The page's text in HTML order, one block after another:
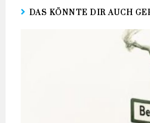
DAS KÖNNTE DIR AUCH